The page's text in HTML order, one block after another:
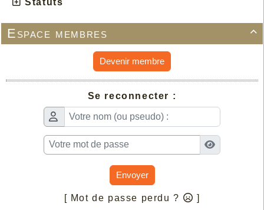
Statuts

Espace membres
Devenir membre
Se reconnecter :
Envoyer
[ Mot de passe perdu ? ]